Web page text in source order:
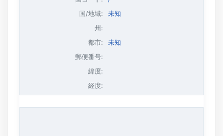
国/地域:
未知
州:
都市:
未知
郵便番号:
緯度:
経度: